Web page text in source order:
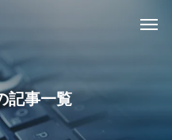
記事一覧